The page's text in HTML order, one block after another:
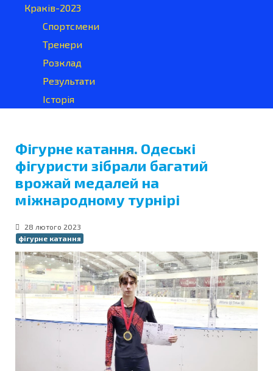
Краків-2023
Спортсмени
Тренери
Розклад
Результати
Історія
Фігурне катання. Одеські
фігуристи зібрали багатий
врожай медалей на
міжнародному турнірі
28 лютого 2023
фігурне катання